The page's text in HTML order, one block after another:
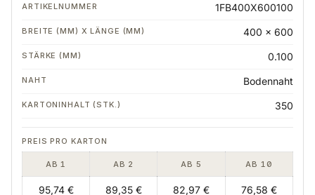
1FB400X600100
400 x 600
0.100
Bodennaht
350
AB 1 AB 2 AB 5 AB 10
95,74 € 89,35 € 82,97 € 76,58 €